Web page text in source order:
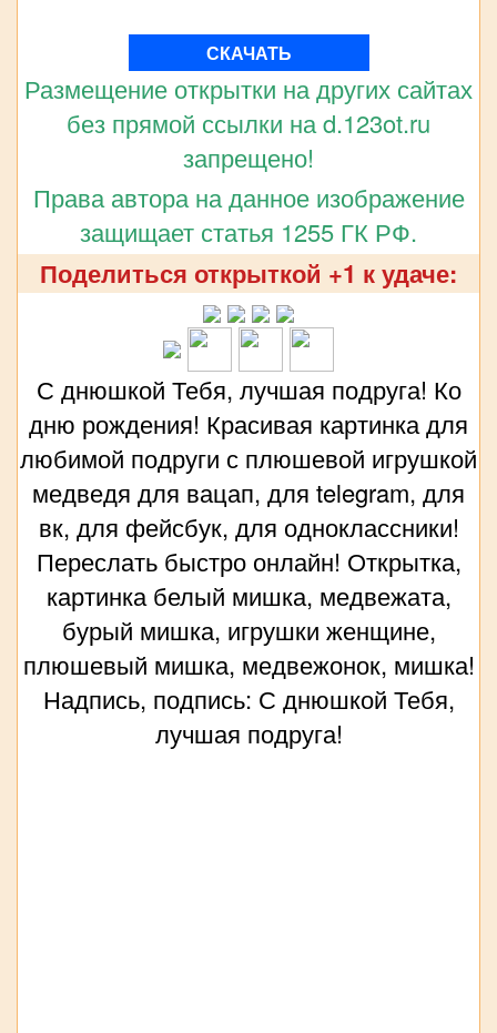
СКАЧАТЬ
Размещение открытки на других сайтах
без прямой ссылки на d.123ot.ru
запрещено!
Права автора на данное изображение
защищает статья 1255 ГК РФ.
Поделиться открыткой +1 к удаче:
С днюшкой Тебя, лучшая подруга! Ко
дню рождения! Красивая картинка для
любимой подруги с плюшевой игрушкой
медведя для вацап, для telegram, для
вк, для фейсбук, для одноклассники!
Переслать быстро онлайн! Открытка,
картинка белый мишка, медвежата,
бурый мишка, игрушки женщине,
плюшевый мишка, медвежонок, мишка!
Надпись, подпись: С днюшкой Тебя,
лучшая подруга!